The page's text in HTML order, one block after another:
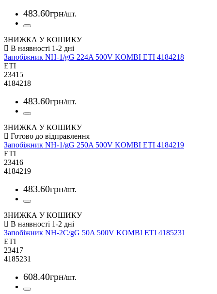
483.60грн/шт.
ЗНИЖКА У КОШИКУ
Запобіжник NH-1/gG 224A 500V KOMBI ETI 4184218
ETI
23415
4184218
483.60грн/шт.
ЗНИЖКА У КОШИКУ
Запобіжник NH-1/gG 250A 500V KOMBI ETI 4184219
ETI
23416
4184219
483.60грн/шт.
ЗНИЖКА У КОШИКУ
Запобіжник NH-2C/gG 50A 500V KOMBI ETI 4185231
ETI
23417
4185231
608.40грн/шт.